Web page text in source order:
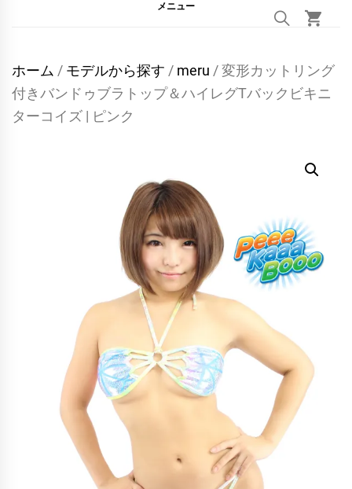
メニュー
ホーム / モデルから探す / meru / 変形カットリング
付きバンドゥブラトップ＆ハイレグTバックビキニ
ターコイズ | ピンク